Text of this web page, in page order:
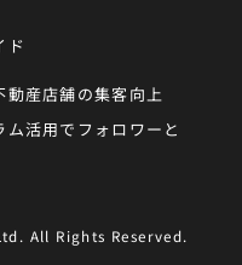
ド
産店舗の集客向上
活用でフォロワーと
All Rights Reserved.